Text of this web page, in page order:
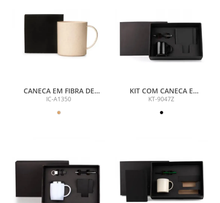
CANECA EM FIBRA DE
BAMBU COM CAIXA - 350
IC-A1350
KIT COM CANECA E
ACESSÓRIOS - 3 PÇS
KT-9047Z